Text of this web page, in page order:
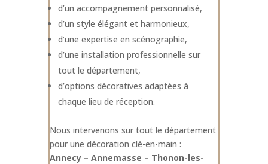
d’un accompagnement personnalisé,
d’un style élégant et harmonieux,
d’une expertise en scénographie,
d’une installation professionnelle sur
tout le département,
d’options décoratives adaptées à
chaque lieu de réception.
Nous intervenons sur tout le département
pour une décoration clé-en-main :
Annecy – Annemasse – Thonon-les-